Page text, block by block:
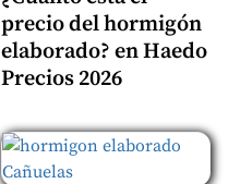
precio del hormigón
elaborado? en Haedo
Precios 2026